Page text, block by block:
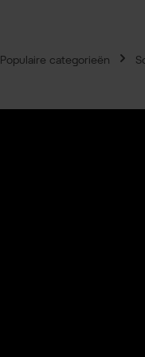
Populaire categorieën